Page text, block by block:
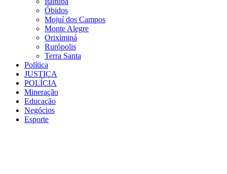
Óbidos
Mojuí dos Campos
Monte Alegre
Oriximiná
Rurópolis
Terra Santa
Política
JUSTIÇA
POLÍCIA
Mineração
Educação
Negócios
Esporte